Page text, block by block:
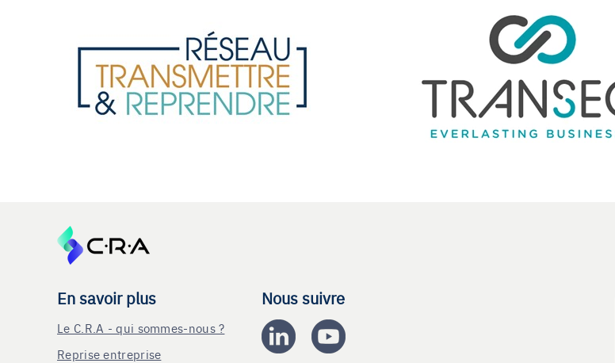
En savoir plus
Le C.R.A - qui sommes-nous ?
Reprise entreprise
Nous suivre